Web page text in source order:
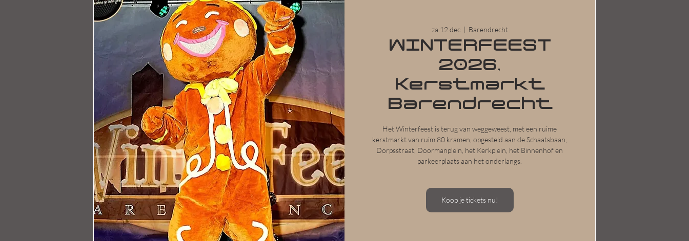
za 12 dec
  |
Barendrecht
WINTERFEEST
2026,
Kerstmarkt
Barendrecht
Het Winterfeest is terug van weggeweest, met een ruime
kerstmarkt van ruim 80 kramen, opgesteld aan de Schaatsbaan,
Dorpsstraat, Doormanplein, het Kerkplein, het Binnenhof en
parkeerplaats aan het onderlangs.
Koop je tickets nu!